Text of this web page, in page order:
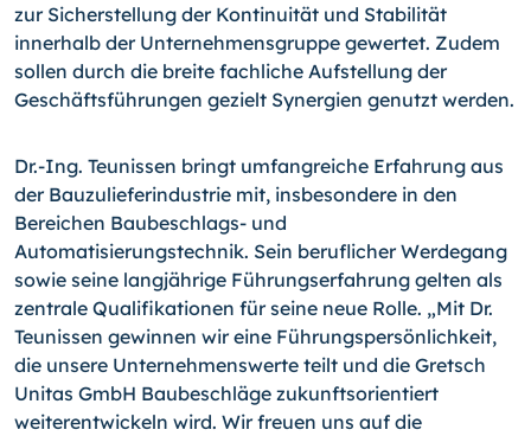
zur Sicherstellung der Kontinuität und Stabilität
innerhalb der Unternehmensgruppe gewertet. Zudem
sollen durch die breite fachliche Aufstellung der
Geschäftsführungen gezielt Synergien genutzt werden.
Dr.-Ing. Teunissen bringt umfangreiche Erfahrung aus
der Bauzulieferindustrie mit, insbesondere in den
Bereichen Baubeschlags- und
Automatisierungstechnik. Sein beruflicher Werdegang
sowie seine langjährige Führungserfahrung gelten als
zentrale Qualifikationen für seine neue Rolle. „Mit Dr.
Teunissen gewinnen wir eine Führungspersönlichkeit,
die unsere Unternehmenswerte teilt und die Gretsch
Unitas GmbH Baubeschläge zukunftsorientiert
weiterentwickeln wird. Wir freuen uns auf die